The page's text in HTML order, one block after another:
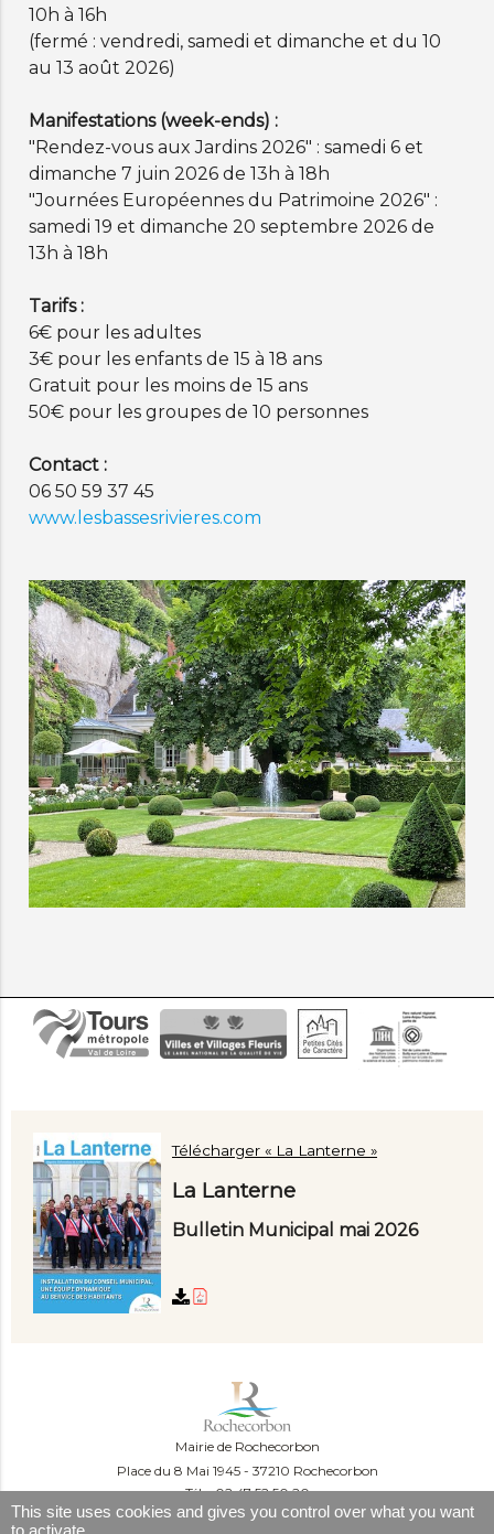
10h à 16h
(fermé : vendredi, samedi et dimanche et du 10
au 13 août 2026)
Manifestations (week-ends) :
"Rendez-vous aux Jardins 2026" : samedi 6 et
dimanche 7 juin 2026 de 13h à 18h
"Journées Européennes du Patrimoine 2026" :
samedi 19 et dimanche 20 septembre 2026 de
13h à 18h
Tarifs :
6€ pour les adultes
3€ pour les enfants de 15 à 18 ans
Gratuit pour les moins de 15 ans
50€ pour les groupes de 10 personnes
Contact :
06 50 59 37 45
www.lesbassesrivieres.com
Télécharger « La Lanterne »
La Lanterne
Bulletin Municipal mai 2026
Mairie de Rochecorbon
Place du 8 Mai 1945
37210 Rochecorbon
Tél. : 02 47 52 50 20
Du lundi au mercredi :
This site uses cookies and gives you control over what you want
to activate